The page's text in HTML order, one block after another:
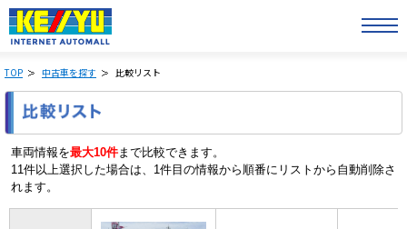
TOP 中古車を探す 比較リスト
車両情報を最大10件まで比較できます。
11件以上選択した場合は、1件目の情報から順番にリストから自動削除さ
れます。